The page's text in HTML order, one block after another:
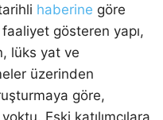
haberine göre
gösteren yapı,
lüks yat ve
üzerinden
göre,
Eski katılımcılara